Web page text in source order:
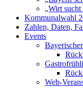
„Wirt sucht
Kommunalwahl
Zahlen, Daten,
Events
Web-